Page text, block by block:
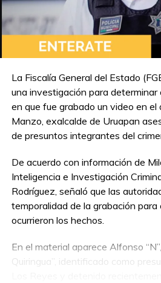
La Fiscalía General del Estado
una investigación para
en que fue grabado un video en el
Manzo, exalcalde de Uruapan
de presuntos integrantes del
De acuerdo con información de
Inteligencia e Investigación
Rodríguez, señaló que las
temporalidad de la grabación
ocurrieron los hechos.
En el material aparece Alfonso
Quiringua”, identificado como